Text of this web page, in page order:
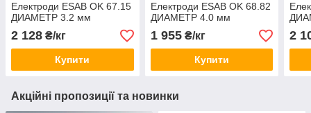
Електроди ESAB OK 67.15
ДИАМЕТР 3.2 мм
2 128 ₴/кг
Купити
Електроди ESAB OK 68.82
ДИАМЕТР 4.0 мм
1 955₴/кг
Купити
2
Акційні пропозиції та новинки